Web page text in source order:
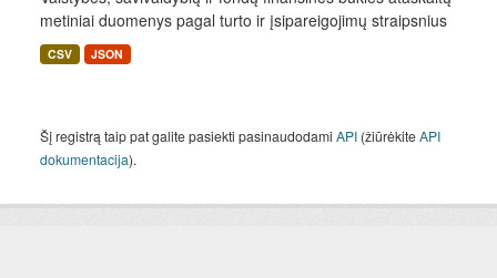
metiniai duomenys pagal turto ir įsipareigojimų straipsnius
CSV JSON
Šį registrą taip pat galite pasiekti pasinaudodami API (žiūrėkiteAPI
dokumentacija).